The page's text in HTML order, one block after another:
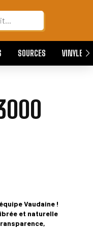
SOURCES VINYLES
Vaudaine !
et naturelle
ransparence,